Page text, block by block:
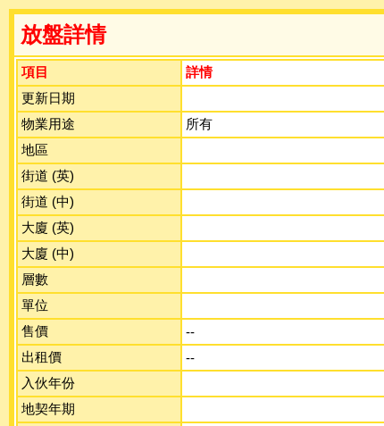
放盤詳情
項目
詳情
更新日期
物業用途
所有
地區
街道 (英)
街道 (中)
大廈 (英)
大廈 (中)
層數
單位
售價
--
出租價
--
入伙年份
地契年期